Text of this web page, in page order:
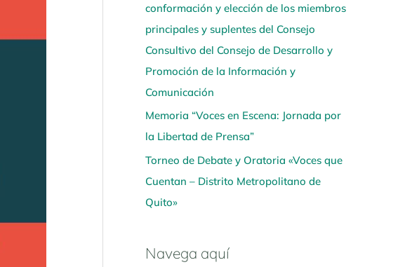
conformación y elección de los miembros
principales y suplentes del Consejo
Consultivo del Consejo de Desarrollo y
Promoción de la Información y
Comunicación
Memoria “Voces en Escena: Jornada por
la Libertad de Prensa”
Torneo de Debate y Oratoria «Voces que
Cuentan – Distrito Metropolitano de
Quito»
Navega aquí